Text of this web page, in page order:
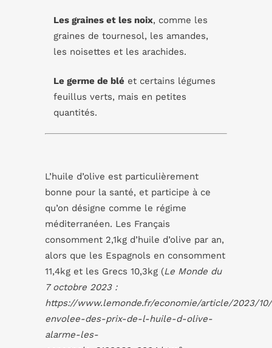
Les graines et les noix, comme les
graines de tournesol, les amandes,
les noisettes et les arachides.
Le germe de blé et certains légumes
feuillus verts, mais en petites
quantités.
L’huile d’olive est particulièrement
bonne pour la santé, et participe à ce
qu’on désigne comme le régime
méditerranéen. Les Français
consomment 2,1kg d’huile d’olive par an,
alors que les Espagnols en consomment
11,4kg et les Grecs 10,3kg (Le Monde du
7 octobre 2023 :
https://www.lemonde.fr/economie/article/2023/
envolee-des-prix-de-l-huile-d-olive-
alarme-les-